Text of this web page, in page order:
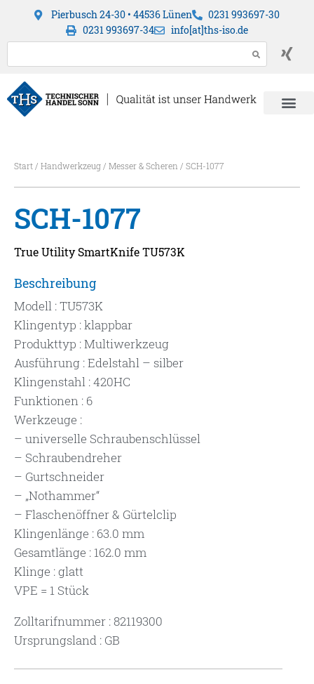
Pierbusch 24-30 • 44536 Lünen
0231 993697-30
0231 993697-34
info[at]ths-iso.de
Start/ Handwerkzeug/ Messer & Scheren / SCH-1077
SCH-1077
True Utility SmartKnife TU573K
Beschreibung
Modell : TU573K
Klingentyp : klappbar
Produkttyp : Multiwerkzeug
Ausführung : Edelstahl – silber
Klingenstahl : 420HC
Funktionen : 6
Werkzeuge :
– universelle Schraubenschlüssel
– Schraubendreher
– Gurtschneider
– „Nothammer“
– Flaschenöffner & Gürtelclip
Klingenlänge : 63.0 mm
Gesamtlänge : 162.0 mm
Klinge : glatt
VPE = 1 Stück
Zolltarifnummer : 82119300
Ursprungsland : GB